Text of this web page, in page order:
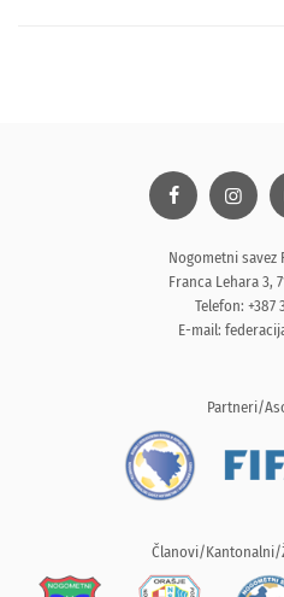
Nogometni savez
Franca Lehara 3,
Telefon: +387
E-mail:
Partneri/
Članovi/Kantonalni/